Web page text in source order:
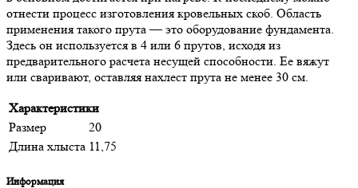
отнести процесс изготовления кровельных скоб. Область
применения такого прута — это оборудование фундамента.
Здесь он используется в 4 или 6 прутов, исходя из
предварительного расчета несущей способности. Ее вяжут
или сваривают, оставляя нахлест прута не менее 30 см.
Характеристики
Размер
20
Длина хлыста 11,75
Информация